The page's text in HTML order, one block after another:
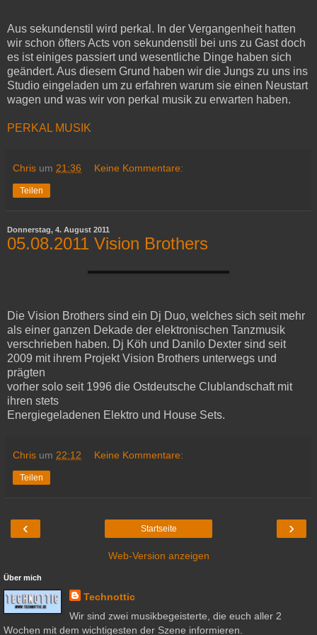
Aus sekundenstil wird perkal. In der Vergangenheit hatten
wir schon öfters Acts von sekundenstil bei uns zu Gast doch
es ist einiges passiert und wesentliche Dinge haben sich
geändert. Aus diesem Grund haben wir die Jungs zu uns ins
Studio eingeladen um zu erfahren warum sie einen Neustart
wagen und was wir von perkal musik zu erwarten haben.
PERKAL MUSIK
Chris um 21:36 Keine Kommentare:
Teilen
Donnerstag, 4. August 2011
05.08.2011 Vision Brothers
Die Vision Brothers sind ein Dj Duo, welches sich seit mehr
als einer ganzen Dekade der elektronischen Tanzmusik
verschrieben haben. Dj Köh und Danilo Dexter sind seit
2009 mit ihrem Projekt Vision Brothers unterwegs und
prägten
vorher solo seit 1996 die Ostdeutsche Clublandschaft mit
ihren stets
Energiegeladenen Elektro und House Sets.
Chris um 22:12 Keine Kommentare:
Teilen
‹ ›
Startseite
Web-Version anzeigen
Über mich
Technottic
Wir sind zwei musikbegeisterte, die euch aller 2
Wochen mit dem wichtigesten der Szene informieren.